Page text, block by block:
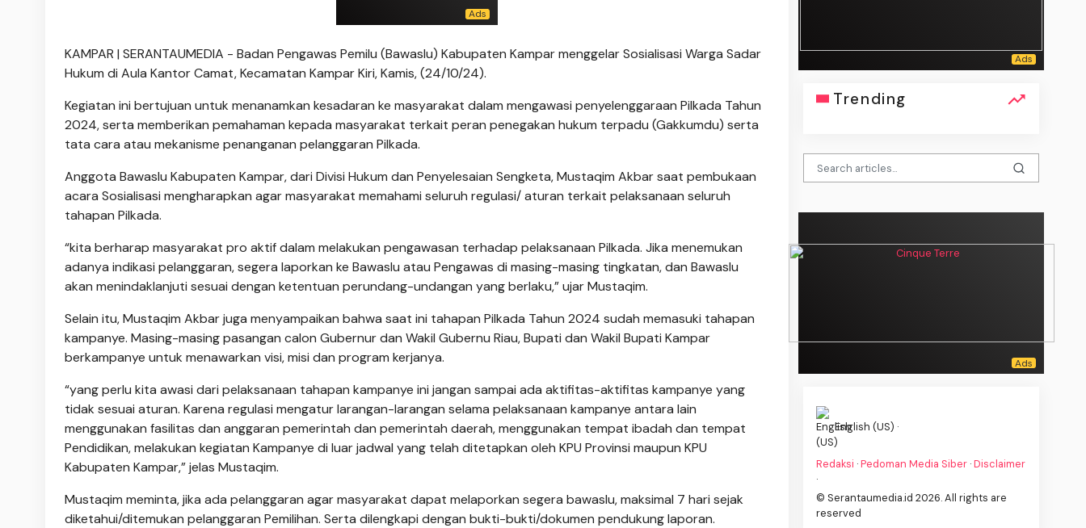
KAMPAR | SERANTAUMEDIA - Badan Pengawas Pemilu (Bawaslu) Kabupaten Kampar menggelar Sosialisasi Warga Sadar
Hukum di Aula Kantor Camat, Kecamatan Kampar Kiri, Kamis, (24/10/24).
Kegiatan ini bertujuan untuk menanamkan kesadaran ke masyarakat dalam mengawasi penyelenggaraan Pilkada Tahun
2024, serta memberikan pemahaman kepada masyarakat terkait peran penegakan hukum terpadu (Gakkumdu) serta
tata cara atau mekanisme penanganan pelanggaran Pilkada.
Anggota Bawaslu Kabupaten Kampar, dari Divisi Hukum dan Penyelesaian Sengketa, Mustaqim Akbar saat pembukaan
acara Sosialisasi mengharapkan agar masyarakat memahami seluruh regulasi/ aturan terkait pelaksanaan seluruh
tahapan Pilkada.
“kita berharap masyarakat pro aktif dalam melakukan pengawasan terhadap pelaksanaan Pilkada. Jika menemukan
adanya indikasi pelanggaran, segera laporkan ke Bawaslu atau Pengawas di masing-masing tingkatan, dan Bawaslu
akan menindaklanjuti sesuai dengan ketentuan perundang-undangan yang berlaku,” ujar Mustaqim.
Selain itu, Mustaqim Akbar juga menyampaikan bahwa saat ini tahapan Pilkada Tahun 2024 sudah memasuki tahapan
kampanye. Masing-masing pasangan calon Gubernur dan Wakil Gubernu Riau, Bupati dan Wakil Bupati Kampar
berkampanye untuk menawarkan visi, misi dan program kerjanya.
“yang perlu kita awasi dari pelaksanaan tahapan kampanye ini jangan sampai ada aktifitas-aktifitas kampanye yang
tidak sesuai aturan. Karena regulasi mengatur larangan-larangan selama pelaksanaan kampanye antara lain
menggunakan fasilitas dan anggaran pemerintah dan pemerintah daerah, menggunakan tempat ibadah dan tempat
Pendidikan, melakukan kegiatan Kampanye di luar jadwal yang telah ditetapkan oleh KPU Provinsi maupun KPU
Kabupaten Kampar,” jelas Mustaqim.
Mustaqim meminta, jika ada pelanggaran agar masyarakat dapat melaporkan segera bawaslu, maksimal 7 hari sejak
diketahui/ditemukan pelanggaran Pemilihan. Serta dilengkapi dengan bukti-bukti/dokumen pendukung laporan.
Trending
English (US) ·
Redaksi ·Pedoman Media Siber ·Disclaimer
·
© Serantaumedia.id 2026. All rights are
reserved